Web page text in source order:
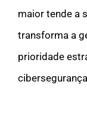
maior tende a
transforma a
prioridade